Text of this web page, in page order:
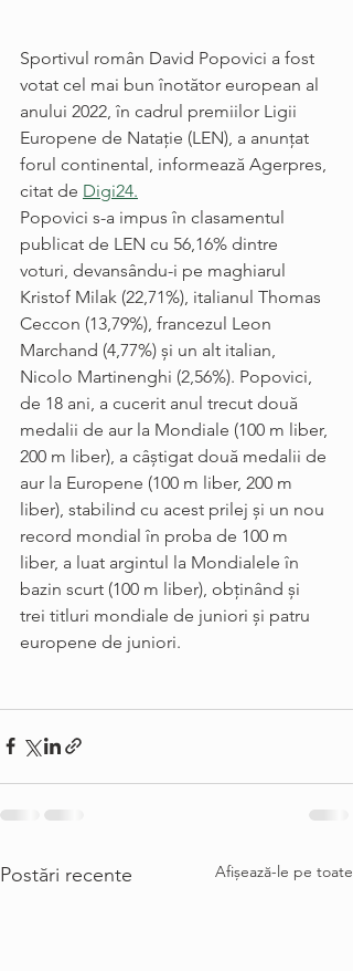
Sportivul român David Popovici a fost
votat cel mai bun înotător european al
anului 2022, în cadrul premiilor Ligii
Europene de Nataţie (LEN), a anunţat
forul continental, informează Agerpres,
citat de Digi24.
Popovici s-a impus în clasamentul
publicat de LEN cu 56,16% dintre
voturi, devansându-i pe maghiarul
Kristof Milak (22,71%), italianul Thomas
Ceccon (13,79%), francezul Leon
Marchand (4,77%) şi un alt italian,
Nicolo Martinenghi (2,56%). Popovici,
de 18 ani, a cucerit anul trecut două
medalii de aur la Mondiale (100 m liber,
200 m liber), a câştigat două medalii de
aur la Europene (100 m liber, 200 m
liber), stabilind cu acest prilej şi un nou
record mondial în proba de 100 m
liber, a luat argintul la Mondialele în
bazin scurt (100 m liber), obţinând şi
trei titluri mondiale de juniori şi patru
europene de juniori.
Postări recente Afișează-le pe toate